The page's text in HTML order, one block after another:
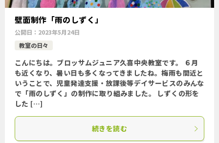
壁面制作「雨のしずく」
公開日： 2023年5月24日
教室の日々
こんにちは。ブロッサムジュニア久喜中央教室です。 ６月
も近くなり、暑い日も多くなってきましたね。梅雨も間近と
いうことで、児童発達支援・放課後等デイサービスのみんな
で「雨のしずく」の制作に取り組みました。 しずくの形を
した […]
続きを読む